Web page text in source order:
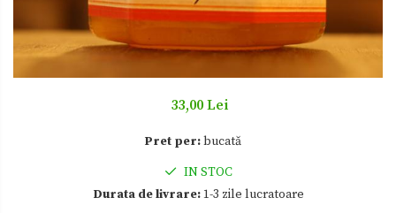
33,00 Lei
Pret per:bucată
IN STOC
Durata de livrare:1-3 zile lucratoare